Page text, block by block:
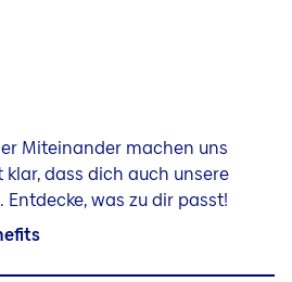
Miteinander machen uns
klar, dass dich auch unsere
was zu dir passt!